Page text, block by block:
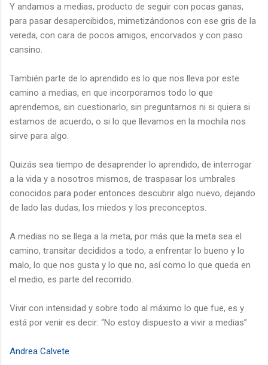
Y andamos a medias, producto de seguir con pocas ganas,
para pasar desapercibidos, mimetizándonos con ese gris de la
vereda, con cara de pocos amigos, encorvados y con paso
cansino.
También parte de lo aprendido es lo que nos lleva por este
camino a medias, en que incorporamos todo lo que
aprendemos, sin cuestionarlo, sin preguntarnos ni si quiera si
estamos de acuerdo, o si lo que llevamos en la mochila nos
sirve para algo.
Quizás sea tiempo de desaprender lo aprendido, de interrogar
a la vida y a nosotros mismos, de traspasar los umbrales
conocidos para poder entonces descubrir algo nuevo, dejando
de lado las dudas, los miedos y los preconceptos.
A medias no se llega a la meta, por más que la meta sea el
camino, transitar decididos a todo, a enfrentar lo bueno y lo
malo, lo que nos gusta y lo que no, así como lo que queda en
el medio, es parte del recorrido.
Vivir con intensidad y sobre todo al máximo lo que fue, es y
está por venir es decir: “No estoy dispuesto a vivir a medias”
Andrea Calvete